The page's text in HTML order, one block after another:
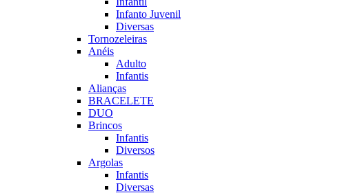
Infanto Juvenil
Diversas
Tornozeleiras
Anéis
Adulto
Infantis
Alianças
BRACELETE
DUO
Brincos
Infantis
Diversos
Argolas
Infantis
Diversas